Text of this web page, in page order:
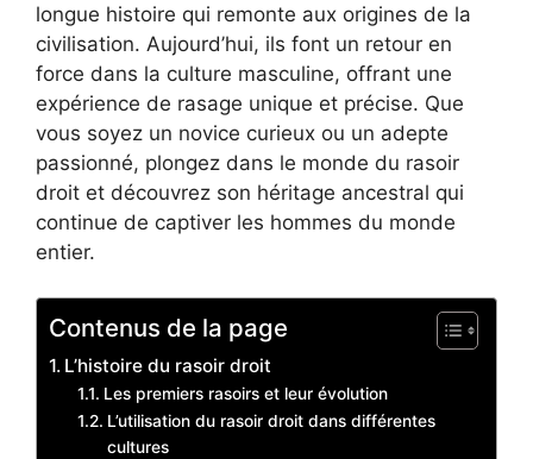
longue histoire qui remonte aux origines de la
civilisation. Aujourd’hui, ils font un retour en
force dans la culture masculine, offrant une
expérience de rasage unique et précise. Que
vous soyez un novice curieux ou un adepte
passionné, plongez dans le monde du rasoir
droit et découvrez son héritage ancestral qui
continue de captiver les hommes du monde
entier.
Contenus de la page
L’histoire du rasoir droit
Les premiers rasoirs et leur évolution
L’utilisation du rasoir droit dans différentes
cultures